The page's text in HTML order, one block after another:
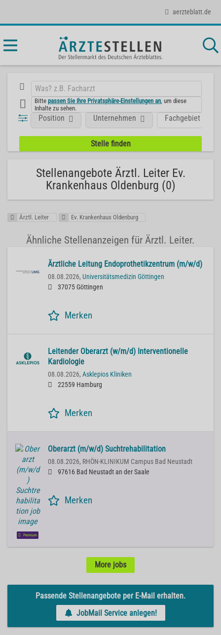
aerzteblatt.de
Bittepassen Sie Ihre Privatsphäre-Einstellungen an , um diese
Inhalte zu sehen.
Position Fachgebiet
Unternehmen
Stellenangebote Ärztl. Leiter Ev.
Krankenhaus Oldenburg (0)
Ärztl. Leiter Ev. Krankenhaus Oldenburg
Ähnliche Stellenanzeigen für Ärztl. Leiter.
Ärztliche Leitung Endoprothetikzentrum (m/w/d)
08.08.2026, Universitätsmedizin Göttingen
37075 Göttingen
Merken
Leitender Oberarzt (w/m/d) Interventionelle
Kardiologie
08.08.2026, Asklepios Kliniken
22559 Hamburg
Merken
Premium
Oberarzt (m/w/d) Suchtrehabilitation
08.08.2026, RHÖN-KLINIKUM Campus Bad Neustadt
97616 Bad Neustadt an der Saale
Merken
More jobs
Passende Stellenangebote per E-Mail erhalten.
JobMail Service anlegen!